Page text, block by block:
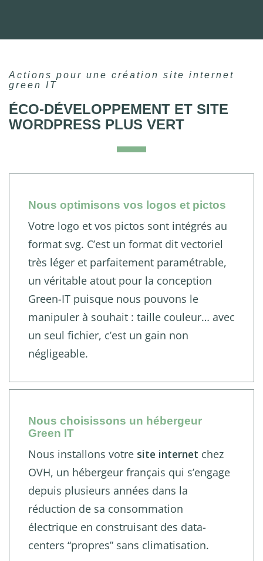
Actions pour une création site internet
green IT
ÉCO-DÉVELOPPEMENT ET SITE
WORDPRESS PLUS VERT
Nous optimisons vos logos et pictos
Votre logo et vos pictos sont intégrés au
format svg. C’est un format dit vectoriel
très léger et parfaitement paramétrable,
un véritable atout pour la conception
Green-IT puisque nous pouvons le
manipuler à souhait : taille couleur… avec
un seul fichier, c’est un gain non
négligeable.
Nous choisissons un hébergeur
Green IT
Nous installons votre site internet chez
OVH, un hébergeur français qui s’engage
depuis plusieurs années dans la
réduction de sa consommation
électrique en construisant des data-
centers “propres” sans climatisation.